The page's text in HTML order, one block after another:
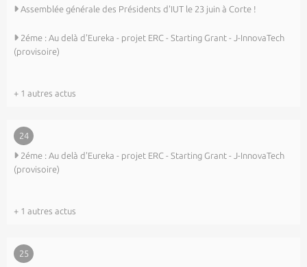
Assemblée générale des Présidents d'IUT le 23 juin à Corte !
2éme : Au delà d'Eureka - projet ERC - Starting Grant - J-InnovaTech
(provisoire)
+ 1 autres actus
24
2éme : Au delà d'Eureka - projet ERC - Starting Grant - J-InnovaTech
(provisoire)
+ 1 autres actus
25